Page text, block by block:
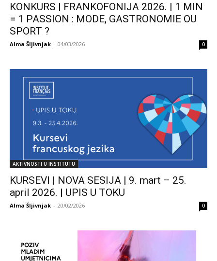
KONKURS | FRANKOFONIJA 2026. | 1 MIN
= 1 PASSION : MODE, GASTRONOMIE OU
SPORT ?
Alma Šljivnjak - 04/03/2026 0
AKTIVNOSTI U INSTITUTU
KURSEVI | NOVA SESIJA | 9. mart – 25.
april 2026. | UPIS U TOKU
Alma Šljivnjak - 20/02/2026 0